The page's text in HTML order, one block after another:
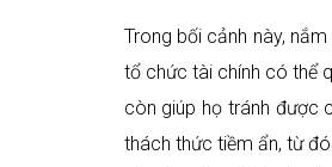
Trong bối cảnh này,
tổ chức tài chính có thể
còn giúp họ tránh được
thách thức tiềm ẩn, từ